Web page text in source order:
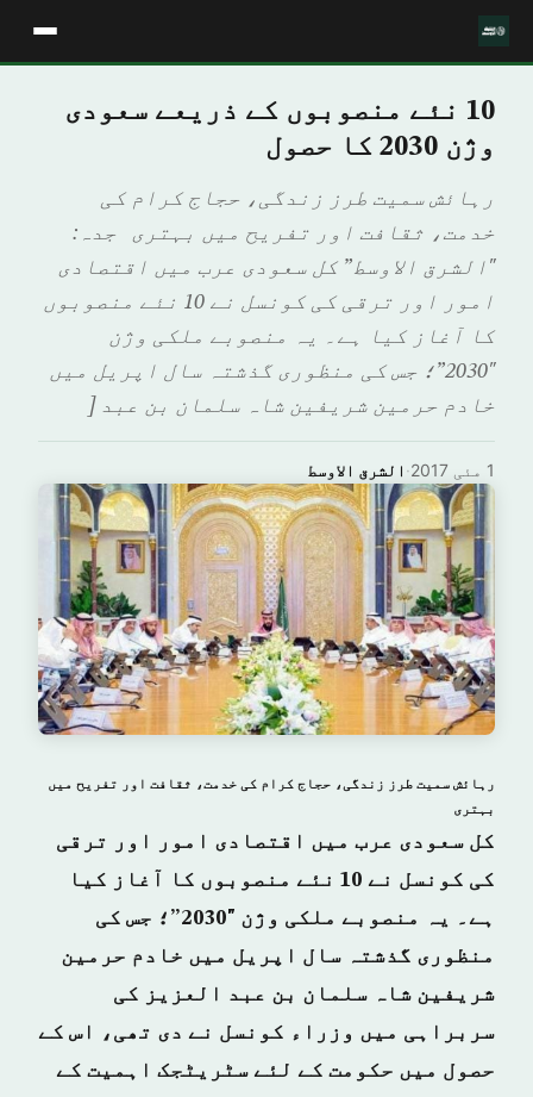
10 نئے منصوبوں کے ذریعے سعودی
وژن 2030 کا حصول
رہائش سمیت طرز زندگی، حجاج کرام کی
خدمت، ثقافت اور تفریح میں بہتری جدہ:
"الشرق الاوسط” کل سعودی عرب میں اقتصادی
امور اور ترقی کی کونسل نے 10 نئے منصوبوں
کا آغاز کیا ہے۔ یہ منصوبے ملکی وژن
"2030”؛ جس کی منظوری گذشتہ سال اپریل میں
خادم حرمین شریفین شاہ سلمان بن عبد [
الشرق الاوسط · 1 مئی 2017
رہائش سمیت طرز زندگی، حجاج کرام کی خدمت، ثقافت اور تفریح میں
بہتری
کل سعودی عرب میں اقتصادی امور اور ترقی
کی کونسل نے 10 نئے منصوبوں کا آغاز کیا
ہے۔ یہ منصوبے ملکی وژن "2030”؛ جس کی
منظوری گذشتہ سال اپریل میں خادم حرمین
شریفین شاہ سلمان بن عبد العزیز کی
سربراہی میں وزراء کونسل نے دی تھی، اس کے
حصول میں حکومت کے لئے سٹریٹجک اہمیت کے